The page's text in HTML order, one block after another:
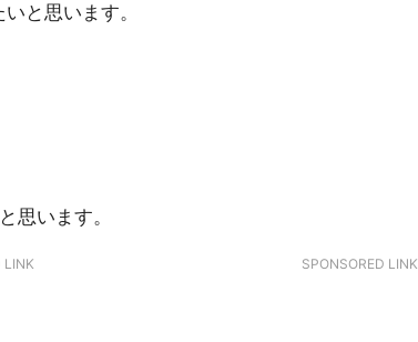
と思います。
思います。
LINK SPONSORED LINK